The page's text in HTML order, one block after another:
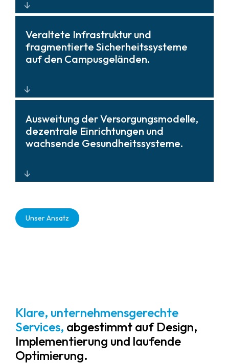
Integrierte Überwachung,
Zugangskontrolle und Lageerkennung
ermöglichen schnelle Reaktion und
Veraltete Infrastruktur und
fragmentierte Sicherheitssysteme
auf den Campusgeländen.
Moderne, interoperable Plattformen
mit Lebenszyklusmanagement, die
für einheitliche Transparenz sorgen
und Systemaktualisierungen
Ausweitung der Versorgungsmodelle,
dezentrale Einrichtungen und
wachsende Gesundheitssysteme.
Lösungen, die sich an die sich
wandelnden Gegebenheiten im
Unser Ansatz
Klare, unternehmensgerechte
Services, abgestimmt auf Design,
Implementierung und laufende
Optimierung.